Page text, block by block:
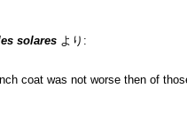
solares より:
coat was not worse then of